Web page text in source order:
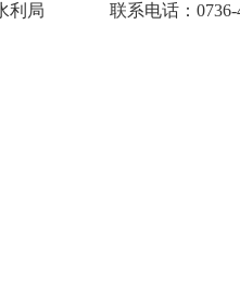
水利局 联系电话：0736-